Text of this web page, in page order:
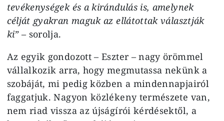
tevékenységek és a kirándulás is, amelynek
célját gyakran maguk az ellátottak választják
ki”– sorolja.
Az egyik gondozott – Eszter – nagy örömmel
vállalkozik arra, hogy megmutassa nekünk a
szobáját, mi pedig közben a mindennapjairól
faggatjuk. Nagyon közlékeny természete van,
nem riad vissza az újságírói kérdésektől, a